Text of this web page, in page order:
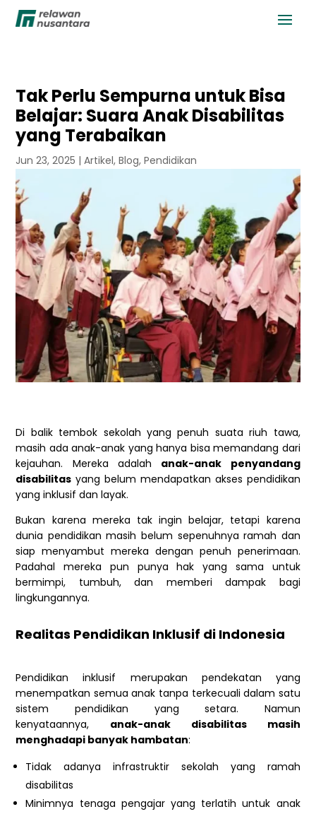
Tak Perlu Sempurna untuk Bisa
Belajar: Suara Anak Disabilitas
yang Terabaikan
Jun 23, 2025 |Artikel,Blog,Pendidikan
Di balik tembok sekolah yang penuh suata riuh tawa,
masih ada anak-anak yang hanya bisa memandang dari
kejauhan. Mereka adalah anak-anak penyandang
disabilitas yang belum mendapatkan akses pendidikan
yang inklusif dan layak.
Bukan karena mereka tak ingin belajar, tetapi karena
dunia pendidikan masih belum sepenuhnya ramah dan
siap menyambut mereka dengan penuh penerimaan.
Padahal mereka pun punya hak yang sama untuk
bermimpi, tumbuh, dan memberi dampak bagi
lingkungannya.
Realitas Pendidikan Inklusif di Indonesia
Pendidikan inklusif merupakan pendekatan yang
menempatkan semua anak tanpa terkecuali dalam satu
sistem pendidikan yang setara. Namun
kenyataannya, anak-anak disabilitas masih
menghadapi banyak hambatan:
Tidak adanya infrastruktir sekolah yang ramah
disabilitas
Minimnya tenaga pengajar yang terlatih untuk anak